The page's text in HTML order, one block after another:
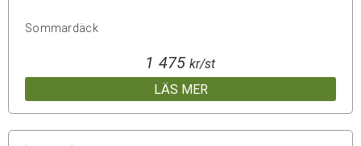
Sommardäck
LÄS MER
1 475 kr/st